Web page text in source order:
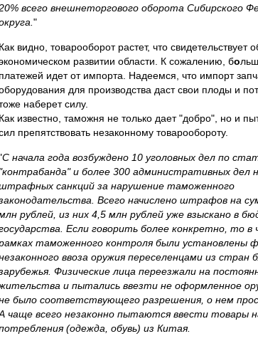
всего внешнеторгового оборота Сибирского
"
Как видно, товарооборот растет, что свидетельствует
развитии области. К сожалению, бо
платежей идет от импорта. Надеемся, что импорт
для производства даст свои плоды и
наберет силу.
Как известно, таможня не только дает "добро", но и
препятствовать незаконному товарообороту.
С начала года возбуждено 10 уголовных дел по
"контрабанда" и более 300 административных дел
санкций за нарушение таможенного
Всего начислено штрафов на
рублей, из них 4,5 млн рублей уже взыскано в
Если говорить более конкретно, то в
таможенного контроля были установлены
ввоза оружия переселенцами из стран
Физические лица переезжали на
и пытались ввезти не оформленное
было соответствующего разрешения, о нем
чаще всего незаконно пытаются ввести товары
(одежда, обувь) из Китая.